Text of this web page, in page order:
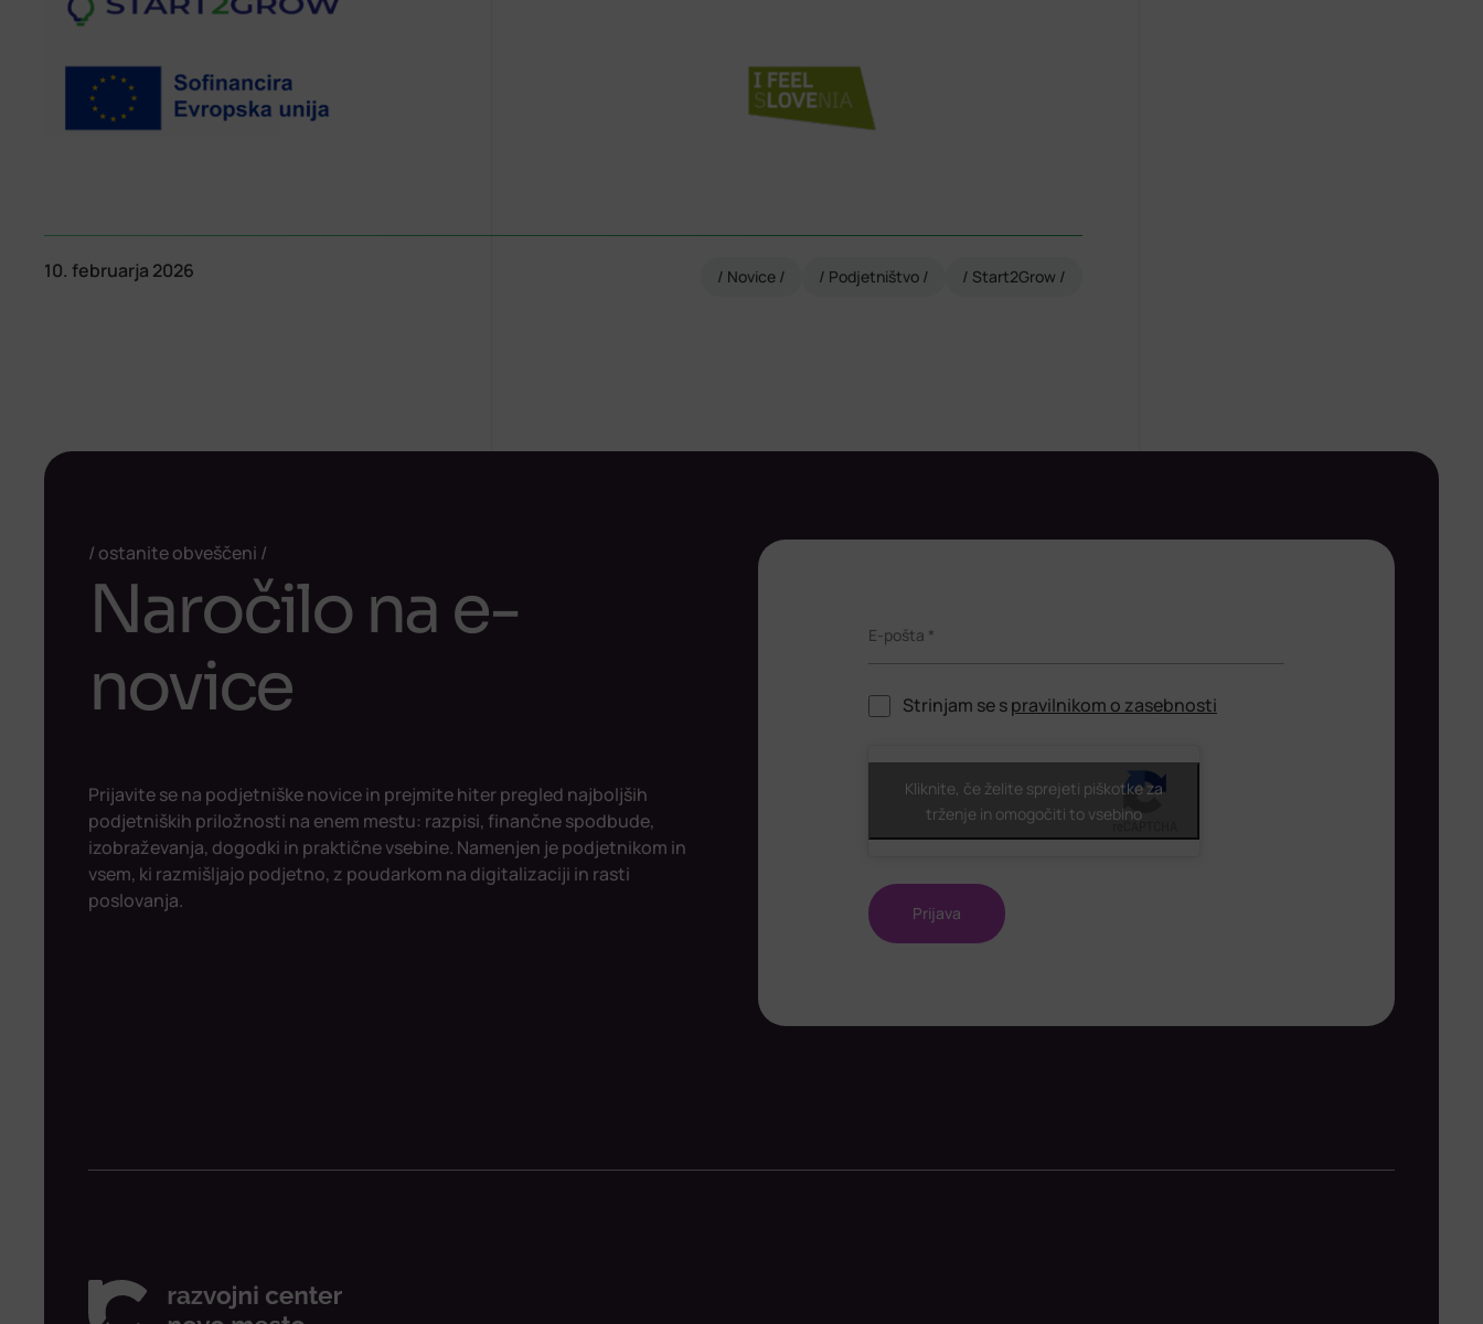
10. februarja 2026 Novice Podjetništvo Start2Grow
ostanite obveščeni
Naročilo na e-
novice
Prijavite se na podjetniške novice in prejmite hiter pregled najboljših
podjetniških priložnosti na enem mestu: razpisi, finančne spodbude,
izobraževanja, dogodki in praktične vsebine. Namenjen je podjetnikom in
vsem, ki razmišljajo podjetno, z poudarkom na digitalizaciji in rasti
poslovanja.
E-pošta *
Strinjam se spravilnikom o zasebnosti
ReCaptcha
Kliknite, če želite sprejeti piškotke za
trženje in omogočiti to vsebino